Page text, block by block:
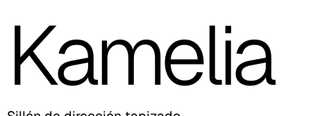
Kamelia